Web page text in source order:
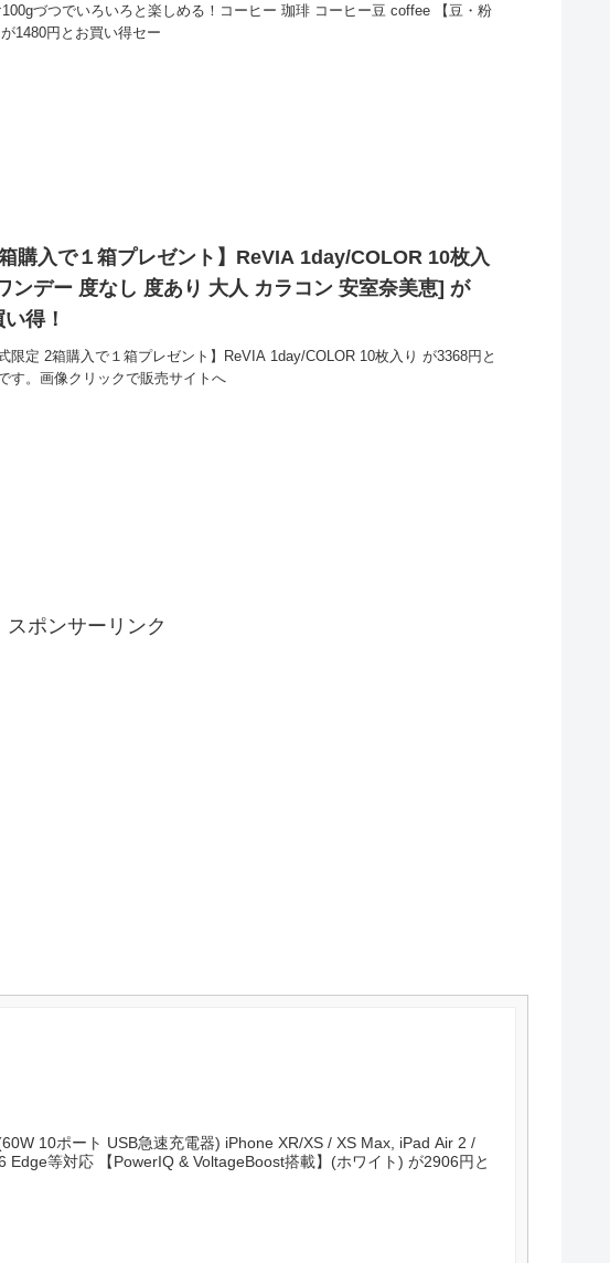
づつでいろいろと楽しめる！コーヒー 珈琲 コーヒー豆 coffee 【豆・粉
1480円とお買い得セー
箱購入で１箱プレゼント】ReVIA 1day/COLOR 10枚入
ンデー 度なし 度あり 大人 カラコン 安室奈美恵] が
得！
限定 2箱購入で１箱プレゼント】ReVIA 1day/COLOR 10枚入り が3368円と
す。画像クリックで販売サイトへ
スポンサーリンク
10ポート USB急速充電器) iPhone XR/XS / XS Max, iPad Air 2 /
Edge等対応 【PowerIQ & VoltageBoost搭載】(ホワイト) が2906円と